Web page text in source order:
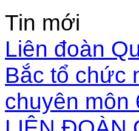
Tin mới
Liên đoàn
Bắc tổ chức
chuyên môn